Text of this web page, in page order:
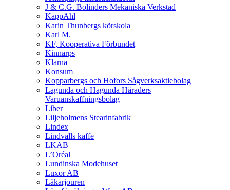
J & C.G. Bolinders Mekaniska Verkstad
KappAhl
Karin Thunbergs körskola
Karl M.
KF, Kooperativa Förbundet
Kinnarps
Klarna
Konsum
Kopparbergs och Hofors Sågverksaktiebolag
Lagunda och Hagunda Häraders
Varuanskaffningsbolag
Liber
Liljeholmens Stearinfabrik
Lindex
Lindvalls kaffe
LKAB
L’Oréal
Lundinska Modehuset
Luxor AB
Läkarjouren